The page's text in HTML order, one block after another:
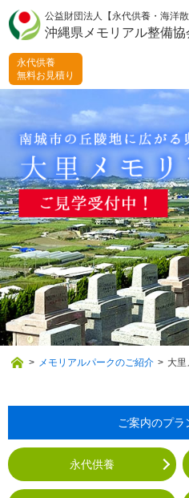
公益財団法人【永代供養・海洋散
沖縄県メモリアル整備協
永代供養
無料お見積り
> メモリアルパークのご紹介 > 大里
ご案内のプラ
永代供養